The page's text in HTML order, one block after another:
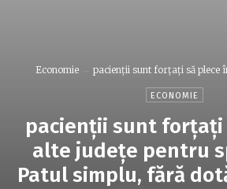
Economie pacienţii sunt forţaţi să plece
ECONOMIE
pacienţii sunt forţaţi
alte judeţe pentru
Patul simplu, fără